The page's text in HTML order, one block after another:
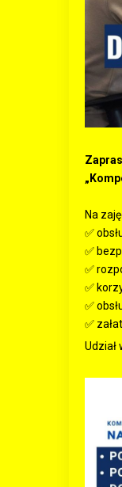
Na
✅
✅
✅
✅
✅
✅
Udział